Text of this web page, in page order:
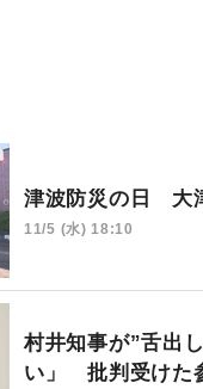
津波防災の日 大
11/5 (水) 18:10
村井知事が”舌出
い」 批判受けた